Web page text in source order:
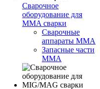
Сварочное
оборудование для
MMA сварки
Сварочные
аппараты MMA
Запасные части
MMA